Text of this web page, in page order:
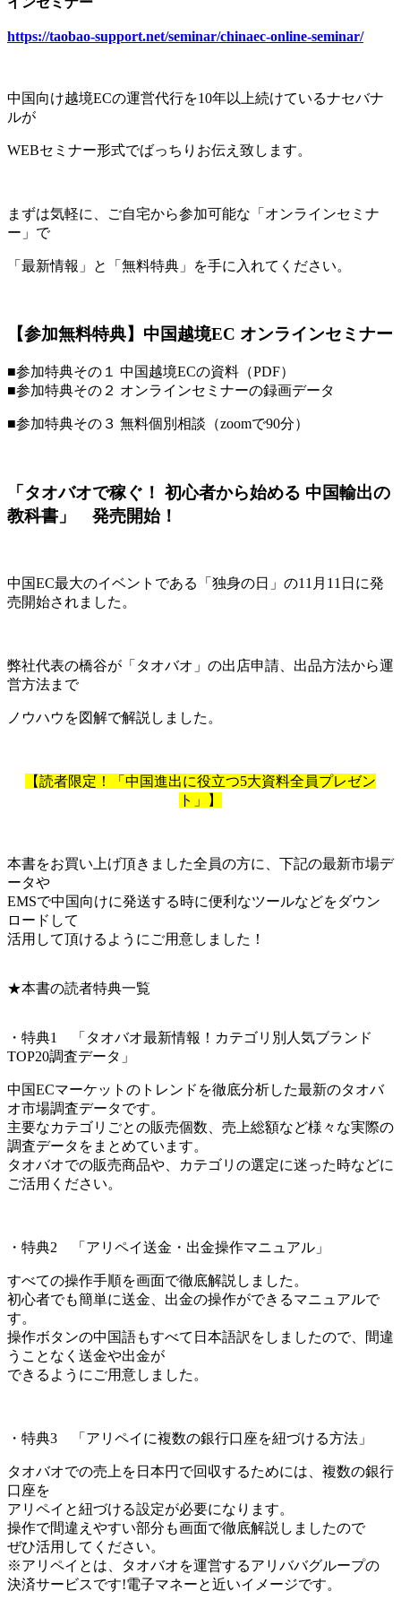
https://taobao-support.net/seminar/chinaec-online-seminar/
中国向け越境ECの運営代行を10年以上続けているナセバナ
ルが
WEBセミナー形式でばっちりお伝え致します。
まずは気軽に、ご自宅から参加可能な「オンラインセミナ
ー」で
「最新情報」と「無料特典」を手に入れてください。
【参加無料特典】中国越境EC オンラインセミナー
■参加特典その１ 中国越境ECの資料（PDF）
■参加特典その２ オンラインセミナーの録画データ
■参加特典その３ 無料個別相談（zoomで90分）
「タオバオで稼ぐ！ 初心者から始める 中国輸出の
教科書」 発売開始！
中国EC最大のイベントである「独身の日」の11月11日に発
売開始されました。
弊社代表の橋谷が「タオバオ」の出店申請、出品方法から運
営方法まで
ノウハウを図解で解説しました。
【読者限定！「中国進出に役立つ5大資料全員プレゼン
ト」】
本書をお買い上げ頂きました全員の方に、下記の最新市場デ
ータや
EMSで中国向けに発送する時に便利なツールなどをダウン
ロードして
活用して頂けるようにご用意しました！
★本書の読者特典一覧
・特典1 「タオバオ最新情報！カテゴリ別人気ブランド
TOP20調査データ」
中国ECマーケットのトレンドを徹底分析した最新のタオバ
オ市場調査データです。
主要なカテゴリごとの販売個数、売上総額など様々な実際の
調査データをまとめています。
タオバオでの販売商品や、カテゴリの選定に迷った時などに
ご活用ください。
・特典2 「アリペイ送金・出金操作マニュアル」
すべての操作手順を画面で徹底解説しました。
初心者でも簡単に送金、出金の操作ができるマニュアルで
す。
操作ボタンの中国語もすべて日本語訳をしましたので、間違
うことなく送金や出金が
できるようにご用意しました。
・特典3 「アリペイに複数の銀行口座を紐づける方法」
タオバオでの売上を日本円で回収するためには、複数の銀行
口座を
アリペイと紐づける設定が必要になります。
操作で間違えやすい部分も画面で徹底解説しましたので
ぜひ活用してください。
※アリペイとは、タオバオを運営するアリババグループの
決済サービスです!電子マネーと近いイメージです。